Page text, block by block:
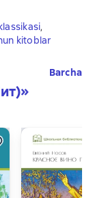
,
kitoblar
»
Barcha